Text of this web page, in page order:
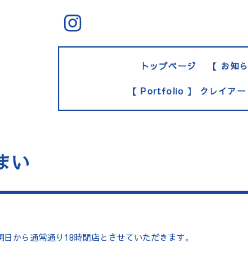
トップページ 【 お知
【 Portfolio 】 クレイア
い
から通常通り18時閉店とさせていただきます。